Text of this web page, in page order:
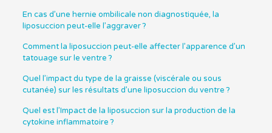
En cas d’une hernie ombilicale non diagnostiquée, la
liposuccion peut-elle l’aggraver ?
Comment la liposuccion peut-elle affecter l’apparence d’un
tatouage sur le ventre ?
Quel l’impact du type de la graisse (viscérale ou sous
cutanée) sur les résultats d’une liposuccion du ventre ?
Quel est l’Impact de la liposuccion sur la production de la
cytokine inflammatoire ?